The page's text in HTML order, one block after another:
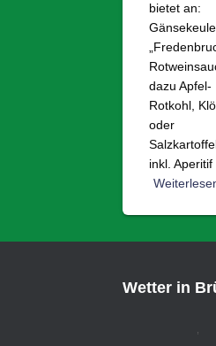
bietet an:
Gänsekeule
dazu Apfel-
Rotkohl,
oder
inkl. Aperitif
Wetter in